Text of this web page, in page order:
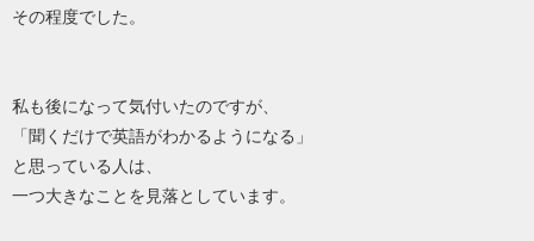
その程度でした。
私も後になって気付いたのですが、
「聞くだけで英語がわかるようになる」
と思っている人は、
一つ大きなことを見落としています。